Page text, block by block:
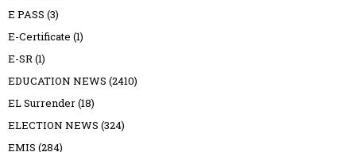
E PASS (3)
E-Certificate (1)
E-SR(1)
EDUCATION NEWS (2410)
EL Surrender(18)
ELECTION NEWS (324)
EMIS (284)